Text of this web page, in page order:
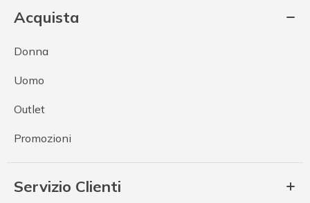
Acquista
Donna
Uomo
Outlet
Promozioni
Servizio Clienti